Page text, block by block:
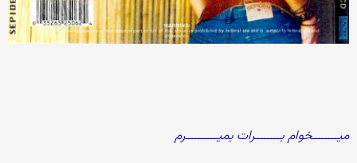
میــــــــخوام بــــــــرات بمیــــــــــرم